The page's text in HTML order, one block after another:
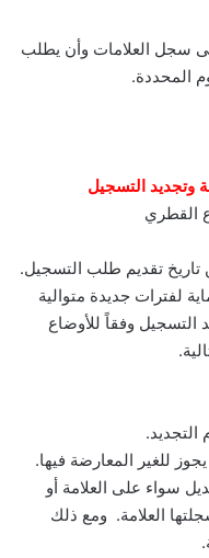
سجل العلامات وأن يطلب
المحددة.
وتجديد التسجيل
القطري
تاريخ تقديم طلب التسجيل.
لفترات جديدة متوالية
التسجيل وفقاً للأوضاع
للغير المعارضة فيها.
سواء على العلامة أو
العلامة. ومع ذلك